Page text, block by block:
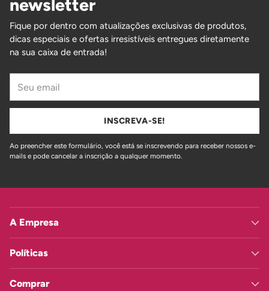
newsletter
Fique por dentro com atualizações exclusivas de produtos,
dicas especiais e ofertas irresistíveis entregues diretamente
na sua caixa de entrada!
email
INSCREVA-SE!
Ao preencher este formulário, você está se inscrevendo para receber nossos e-
mails e pode cancelar a inscrição a qualquer momento.
A Empresa
Políticas
Comprar